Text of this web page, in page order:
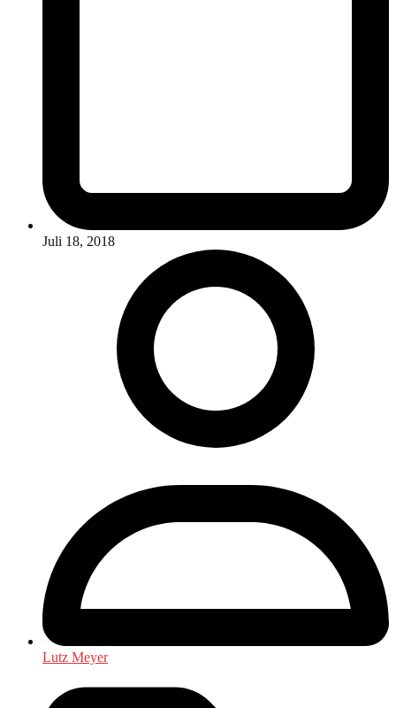
Juli 18, 2018
Lutz Meyer